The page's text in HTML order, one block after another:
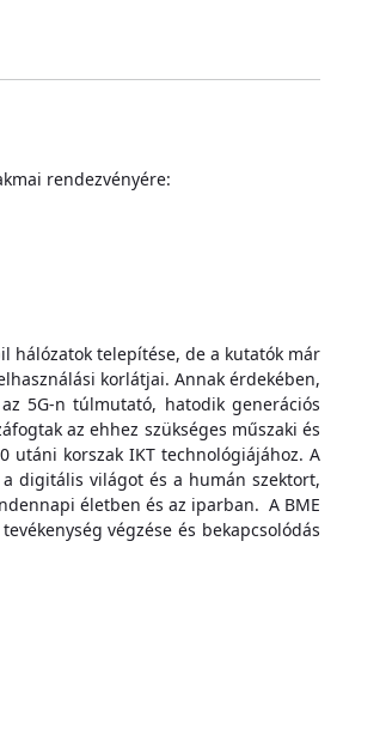
rendezvényére:
hálózatok telepítése, de a kutatók már
korlátjai. Annak érdekében,
5G-n túlmutató, hatodik generációs
az ehhez szükséges műszaki és
utáni korszak IKT technológiájához. A
digitális világot és a humán szektort,
életben és az iparban. A BME
végzése és bekapcsolódás